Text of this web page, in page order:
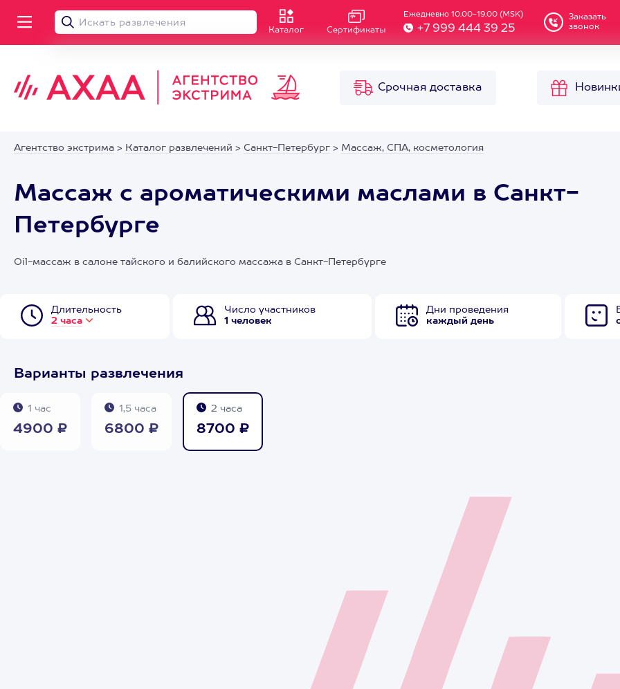
Каталог Сертификаты
Ежедневно 10.00-19.00 (MSK)
+7 999 444 39 25
Заказать
звонок
Срочная доставка
Агентство экстрима > Каталог развлечений > Санкт-Петербург > Массаж, СПА, косметология
Массаж с ароматическими маслами в Санкт-
Петербурге
Oil-массаж в салоне тайского и балийского массажа в Санкт-Петербурге
Длительность
2 часа
Число участников
1 человек
Дни проведения
каждый день
Варианты развлечения
1 час
4900 ₽
1,5 часа
6800 ₽
2 часа
8700 ₽